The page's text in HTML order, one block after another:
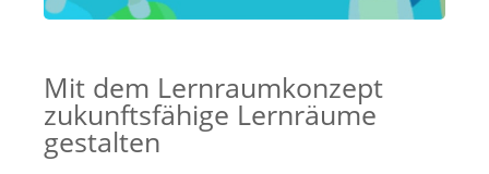
Mit dem Lernraumkonzept
zukunftsfähige Lernräume
gestalten